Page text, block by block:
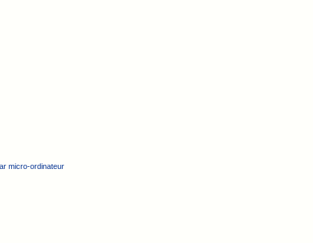
micro-ordinateur